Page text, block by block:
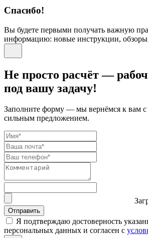
Спасибо!
Вы будете первыми получать важную
информацию: новые инструкции,
Не просто расчёт —
под вашу задачу!
Заполните форму — мы вернёмся к вам
сильным предложением.
Отправить
Я подтверждаю достоверность
персональных данных и согласен с